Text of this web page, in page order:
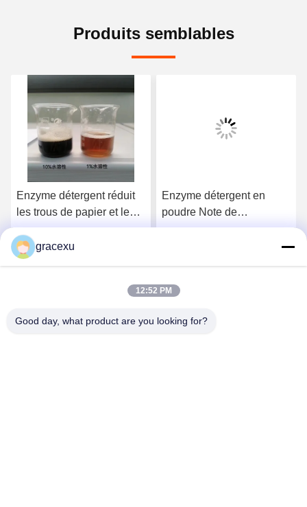
Produits semblables
Enzyme détergent réduit
les trous de papier et le
temps d'arrêt de nettoyage
Plus de 45 minutes Temps
d'action
Enzyme détergent en
poudre Note de
classification de qualité
gracexu
12:52 PM
Good day, what product are you looking for?